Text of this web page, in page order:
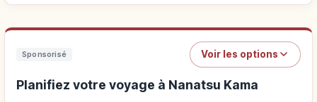
Sponsorisé Voir les options
Planifiez votre voyage à Nanatsu Kama